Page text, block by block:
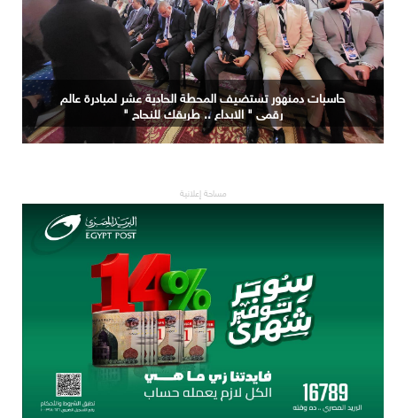
حاسبات دمنهور تستضيف المحطة الحادية عشر لمبادرة عالم
رقمي " الابداع .. طريقك للنجاح "
مساحة إعلانية